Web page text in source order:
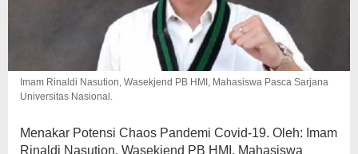
Imam Rinaldi Nasution, Wasekjend PB HMI, Mahasiswa Pasca Sarjana
Universitas Nasional.
Menakar Potensi Chaos Pandemi Covid-19. Oleh: Imam
Rinaldi Nasution, Wasekjend PB HMI, Mahasiswa